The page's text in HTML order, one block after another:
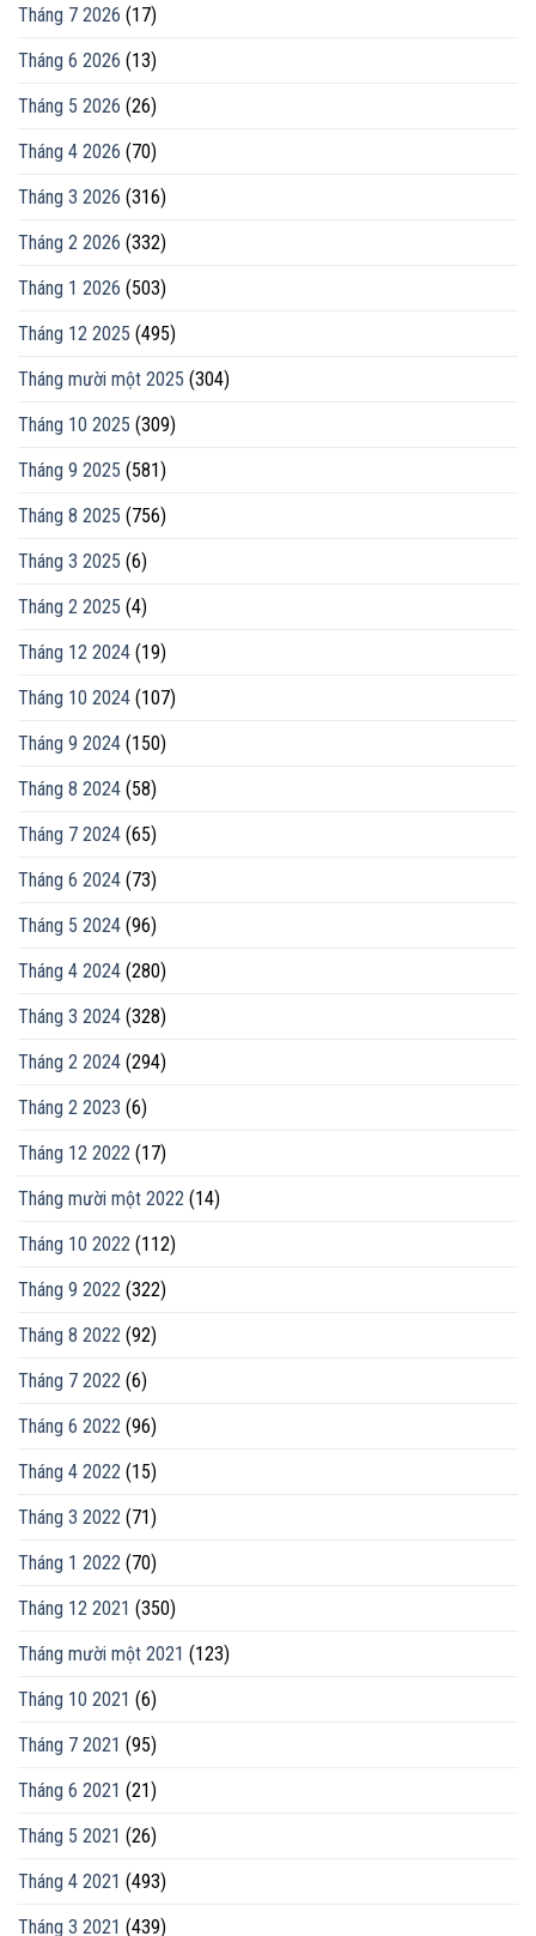
Tháng 7 2026 (17)
Tháng 6 2026 (13)
Tháng 5 2026 (26)
Tháng 4 2026 (70)
Tháng 3 2026 (316)
Tháng 2 2026 (332)
Tháng 1 2026 (503)
Tháng 12 2025 (495)
Tháng mười một 2025 (304)
Tháng 10 2025 (309)
Tháng 9 2025 (581)
Tháng 8 2025 (756)
Tháng 3 2025 (6)
Tháng 2 2025 (4)
Tháng 12 2024 (19)
Tháng 10 2024 (107)
Tháng 9 2024 (150)
Tháng 8 2024 (58)
Tháng 7 2024 (65)
Tháng 6 2024 (73)
Tháng 5 2024 (96)
Tháng 4 2024 (280)
Tháng 3 2024 (328)
Tháng 2 2024 (294)
Tháng 2 2023 (6)
Tháng 12 2022 (17)
Tháng mười một 2022 (14)
Tháng 10 2022 (112)
Tháng 9 2022 (322)
Tháng 8 2022 (92)
Tháng 7 2022 (6)
Tháng 6 2022 (96)
Tháng 4 2022 (15)
Tháng 3 2022 (71)
Tháng 1 2022 (70)
Tháng 12 2021 (350)
Tháng mười một 2021 (123)
Tháng 10 2021 (6)
Tháng 7 2021 (95)
Tháng 6 2021 (21)
Tháng 5 2021 (26)
Tháng 4 2021 (493)
Tháng 3 2021 (439)